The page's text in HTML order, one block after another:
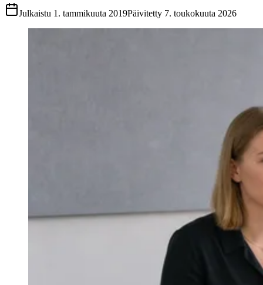
Julkaistu 1. tammikuuta 2019Päivitetty 7. toukokuuta 2026